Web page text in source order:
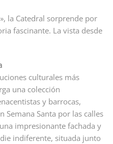
la Catedral sorprende por
fascinante. La vista desde
culturales más
una colección
y barrocas,
Semana Santa por las calles
impresionante fachada y
indiferente, situada junto